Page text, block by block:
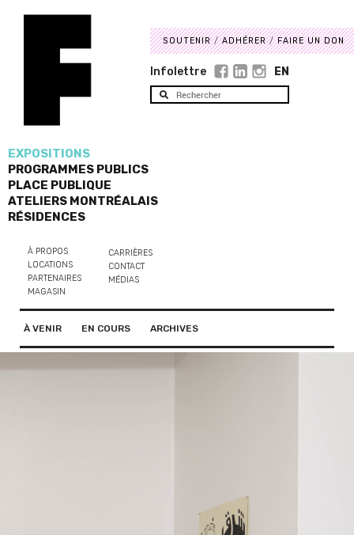
EXPOSITIONS
PROGRAMMES PUBLICS
PLACE PUBLIQUE
ATELIERS MONTRÉALAIS
RÉSIDENCES
À PROPOS
LOCATIONS
PARTENAIRES
MAGASIN
CARRIÈRES
CONTACT
MÉDIAS
SOUTENIR ADHÉRER FAIRE UN DON
Infolettre EN
À VENIR EN COURS ARCHIVES